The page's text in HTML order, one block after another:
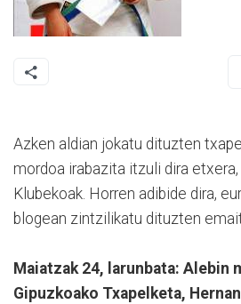
Azken aldian jokatu dituzten
mordoa irabazita itzuli dira
Klubekoak. Horren adibide dira,
blogean zintzilikatu dituzten
Maiatzak 24, larunbata: Alebin
Gipuzkoako Txapelketa,